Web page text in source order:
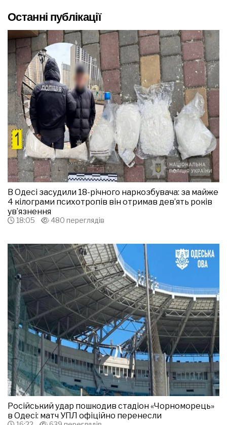
Останні публікації
В Одесі засудили 18-річного наркозбувача: за майже
4 кілограми психотропів він отримав дев’ять років
ув’язнення
18:05 480 переглядів
Російський удар пошкодив стадіон «Чорноморець»
в Одесі: матч УПЛ офіційно перенесли